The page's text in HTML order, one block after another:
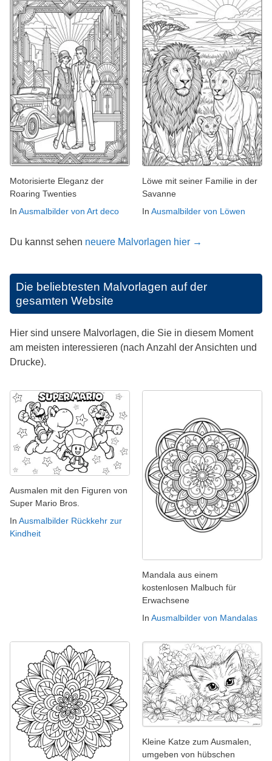
Motorisierte Eleganz der
Roaring Twenties
In Ausmalbilder von Art deco
Löwe mit seiner Familie in der
Savanne
In Ausmalbilder von Löwen
Du kannst sehen neuere Malvorlagen hier →
Die beliebtesten Malvorlagen auf der
gesamten Website
Hier sind unsere Malvorlagen, die Sie in diesem Moment
am meisten interessieren (nach Anzahl der Ansichten und
Drucke).
Ausmalen mit den Figuren von
Super Mario Bros.
In Ausmalbilder Rückkehr zur
Kindheit
Mandala aus einem
kostenlosen Malbuch für
Erwachsene
In Ausmalbilder von Mandalas
Kleine Katze zum Ausmalen,
umgeben von hübschen